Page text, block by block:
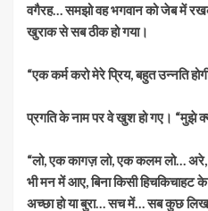
वगैरह… समझो वह भगवान को जेब में
खुराक से सब ठीक हो गया।
“एक कर्म करो मेरे प्रिय, बहुत उन्नति
प्रगति के नाम पर वे खुश हो गए। “मुझे
“लो, एक कागज़ लो, एक कलम लो…
भी मन में आए, बिना किसी हिचकिचाहट
अच्छा हो या बुरा… सच में… सब कुछ